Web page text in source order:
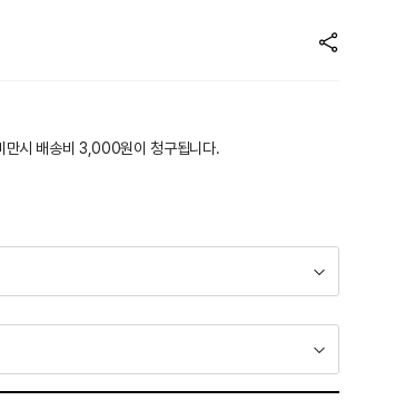
시 배송비 3,000원이 청구됩니다.